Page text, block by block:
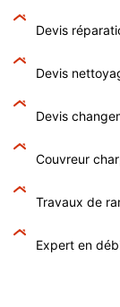
Devis
Devis
Devis
Couvreur
Travaux de
Expert en